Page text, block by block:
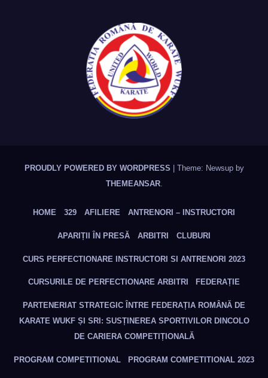
PROUDLY POWERED BY WORDPRESS | Theme: Newsup by
THEMEANSAR.
HOME 329 AFILIERE ANTRENORI – INSTRUCTORI
APARIȚII ÎN PRESĂ ARBITRI CLUBURI
CURS PERFECTIONARE INSTRUCTORI SI ANTRENORI 2023
CURSURILE DE PERFECTIONARE ARBITRI FEDERAȚIE
PARTENERIAT STRATEGIC ÎNTRE FEDERAȚIA ROMÂNĂ DE
KARATE WUKF ȘI SRI: SUSȚINEREA SPORTIVILOR DINCOLO
DE CARIERA COMPETIȚIONALĂ
PROGRAM COMPETITIONAL PROGRAM COMPETITIONAL 2023